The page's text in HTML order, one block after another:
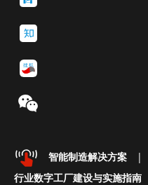
智能制造解决方案 |
行业数字工厂建设与实施指南